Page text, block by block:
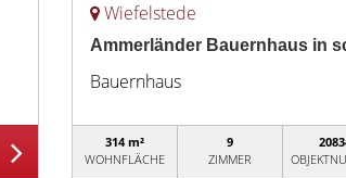
Wiefelstede
Ammerländer Bauernhaus in
Bauernhaus
314 m²
WOHNFLÄCHE
9
ZIMMER